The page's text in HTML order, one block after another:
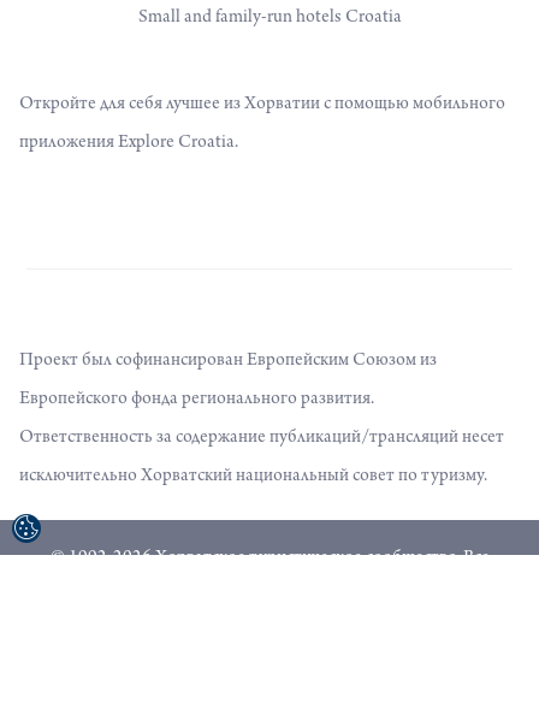
Small and family-run hotels Croatia
Откройте для себя лучшее из Хорватии с помощью мобильного
приложения Explore Croatia.
Проект был софинансирован Европейским Союзом из
Европейского фонда регионального развития.
Ответственность за содержание публикаций/трансляций несет
исключительно Хорватский национальный совет по туризму.
© 1992-2026 Хорватское туристическое сообщество. Все